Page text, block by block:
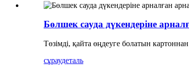
Бөлшек сауда дүкендеріне
Төзімді, қайта өңдеуге болатын
сұраудеталь